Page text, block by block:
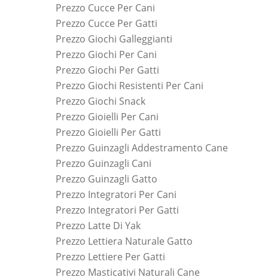
Prezzo Cucce Per Cani
Prezzo Cucce Per Gatti
Prezzo Giochi Galleggianti
Prezzo Giochi Per Cani
Prezzo Giochi Per Gatti
Prezzo Giochi Resistenti Per Cani
Prezzo Giochi Snack
Prezzo Gioielli Per Cani
Prezzo Gioielli Per Gatti
Prezzo Guinzagli Addestramento Cane
Prezzo Guinzagli Cani
Prezzo Guinzagli Gatto
Prezzo Integratori Per Cani
Prezzo Integratori Per Gatti
Prezzo Latte Di Yak
Prezzo Lettiera Naturale Gatto
Prezzo Lettiere Per Gatti
Prezzo Masticativi Naturali Cane